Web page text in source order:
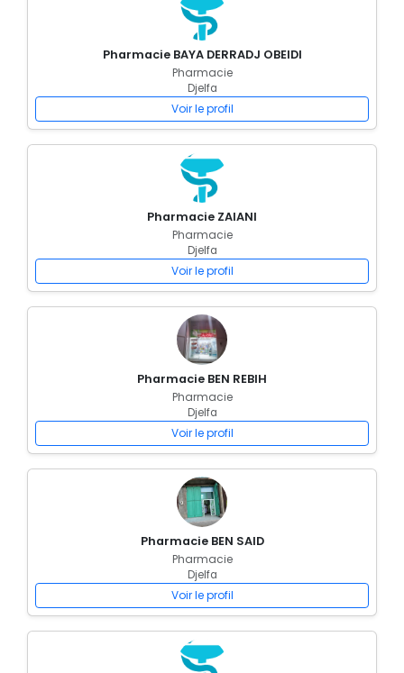
Pharmacie BAYA DERRADJ OBEIDI
Pharmacie
Djelfa
Voir le profil
Pharmacie ZAIANI
Pharmacie
Djelfa
Voir le profil
Pharmacie BEN REBIH
Pharmacie
Djelfa
Voir le profil
Pharmacie BEN SAID
Pharmacie
Djelfa
Voir le profil